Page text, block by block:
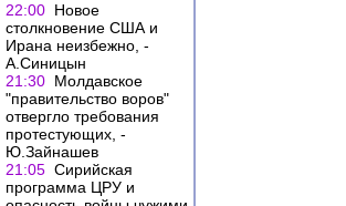
22:00 Новое
столкновение США и
Ирана неизбежно, -
А.Синицын
21:30 Молдавское
"правительство воров"
отвергло требования
протестующих, -
Ю.Зайнашев
21:05 Сирийская
программа ЦРУ и